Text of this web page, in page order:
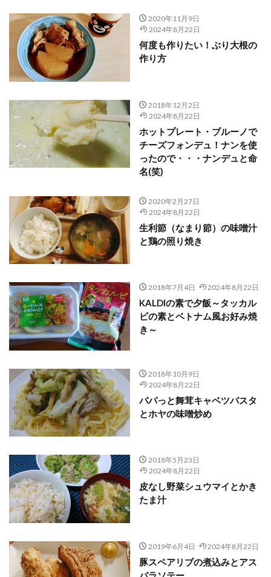
2020年11月9日
2024年8月22日
何度も作りたい！ぶり大根の
作り方
2018年12月2日
2024年8月22日
ホットプレート・ブルーノで
チーズフォンデュ！ナンを使
ったので・・・ナンデュと命
名(笑)
2020年2月27日
2024年8月22日
生利節（なまり節）の味噌汁
と鶏の照り焼き
2018年7月4日 2024年8月22日
KALDIの素で夕飯～タッカル
ビの素とベトナム風お好み焼
き～
2018年10月9日
2024年8月22日
パパっと舞茸キャベツパスタ
とホヤの味噌炒め
2018年5月23日
2024年8月22日
皮なし野菜シュウマイとかき
たま汁
2019年6月4日 2024年8月22日
豚スペアリブの煮込みとアス